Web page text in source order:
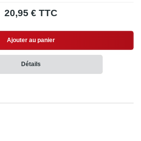
20,95 € TTC
Ajouter au panier
Détails